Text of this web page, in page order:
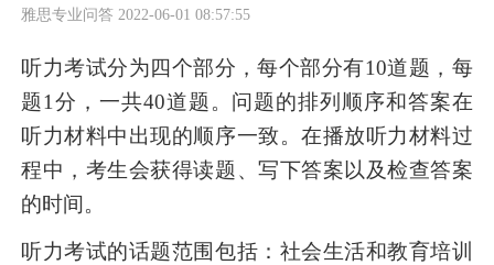
雅思专业问答 2022-06-01 08:57:55
听力考试分为四个部分，每个部分有10道题，每
题1分，一共40道题。问题的排列顺序和答案在
听力材料中出现的顺序一致。在播放听力材料过
程中，考生会获得读题、写下答案以及检查答案
的时间。
听力考试的话题范围包括：社会生活和教育培训